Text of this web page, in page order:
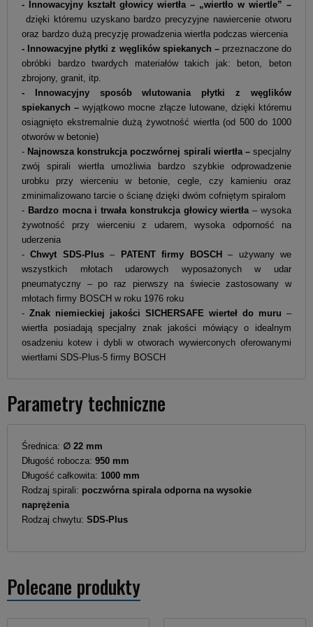
- Innowacyjny kształt głowicy wiertła – „wiertło w wiertle” –
dzięki któremu uzyskano bardzo precyzyjne nawiercenie otworu
oraz bardzo dużą precyzję prowadzenia wiertła podczas wiercenia
- Innowacyjne płytki z węglików spiekanych – przeznaczone do
obróbki bardzo twardych materiałów takich jak: beton, beton
zbrojony, granit, itp.
- Innowacyjny sposób wlutowania płytki z węglików
spiekanych –wyjątkowo mocne złącze lutowane, dzięki któremu
osiągnięto ekstremalnie dużą żywotność wiertła (od 500 do 1000
otworów w betonie)
- Najnowsza konstrukcja poczwórnej spirali wiertła –specjalny
zwój spirali wiertła umożliwia bardzo szybkie odprowadzenie
urobku przy wierceniu w betonie, cegle, czy kamieniu oraz
zminimalizowano tarcie o ścianę dzięki dwóm cofniętym spiralom
- Bardzo mocna i trwała konstrukcja głowicy wiertła– wysoka
żywotność przy wierceniu z udarem, wysoka odporność na
uderzenia
-Chwyt SDS-Plus– PATENT firmy BOSCH– używany we
wszystkich młotach udarowych wyposażonych w udar
pneumatyczny – po raz pierwszy na świecie zastosowany w
młotach firmy BOSCH w roku 1976 roku
- Znak niemieckiej jakości SICHERSAFE wierteł do muru –
wiertła posiadają specjalny znak jakości mówiący o idealnym
osadzeniu kotew i dybli w otworach wywierconych oferowanymi
wiertłami SDS-Plus-5 firmy BOSCH
Parametry techniczne
Średnica: ∅ 22 mm
Długość robocza: 950 mm
Długość całkowita: 1000 mm
Rodzaj spirali: poczwórna spirala odporna na wysokie
naprężenia
Rodzaj chwytu: SDS-Plus
Polecane produkty